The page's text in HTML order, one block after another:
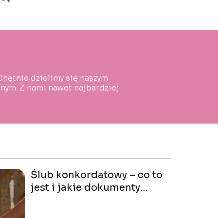
dzielimy się naszym
Z nami nawet najbardziej
Ślub konkordatowy – co to
jest i jakie dokumenty